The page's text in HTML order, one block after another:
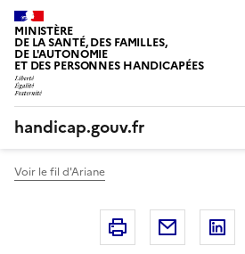
Panneau de gestion des cookies
MINISTÈRE
DE LA SANTÉ, DES FAMILLES,
DE L'AUTONOMIE
ET DES PERSONNES HANDICAPÉES
handicap.gouv.fr
Voir le fil d'Ariane
Imprimer Courriel